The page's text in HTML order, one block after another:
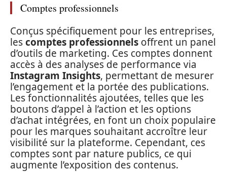
Comptes professionnels
Conçus spécifiquement pour les entreprises,
lescomptes professionnels offrent un panel
d’outils de marketing. Ces comptes donnent
accès à des analyses de performance via
Instagram Insights, permettant de mesurer
l’engagement et la portée des publications.
Les fonctionnalités ajoutées, telles que les
boutons d’appel à l’action et les options
d’achat intégrées, en font un choix populaire
pour les marques souhaitant accroître leur
visibilité sur la plateforme. Cependant, ces
comptes sont par nature publics, ce qui
augmente l’exposition des contenus.